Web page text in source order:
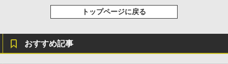
トップページに戻る
おすすめ記事